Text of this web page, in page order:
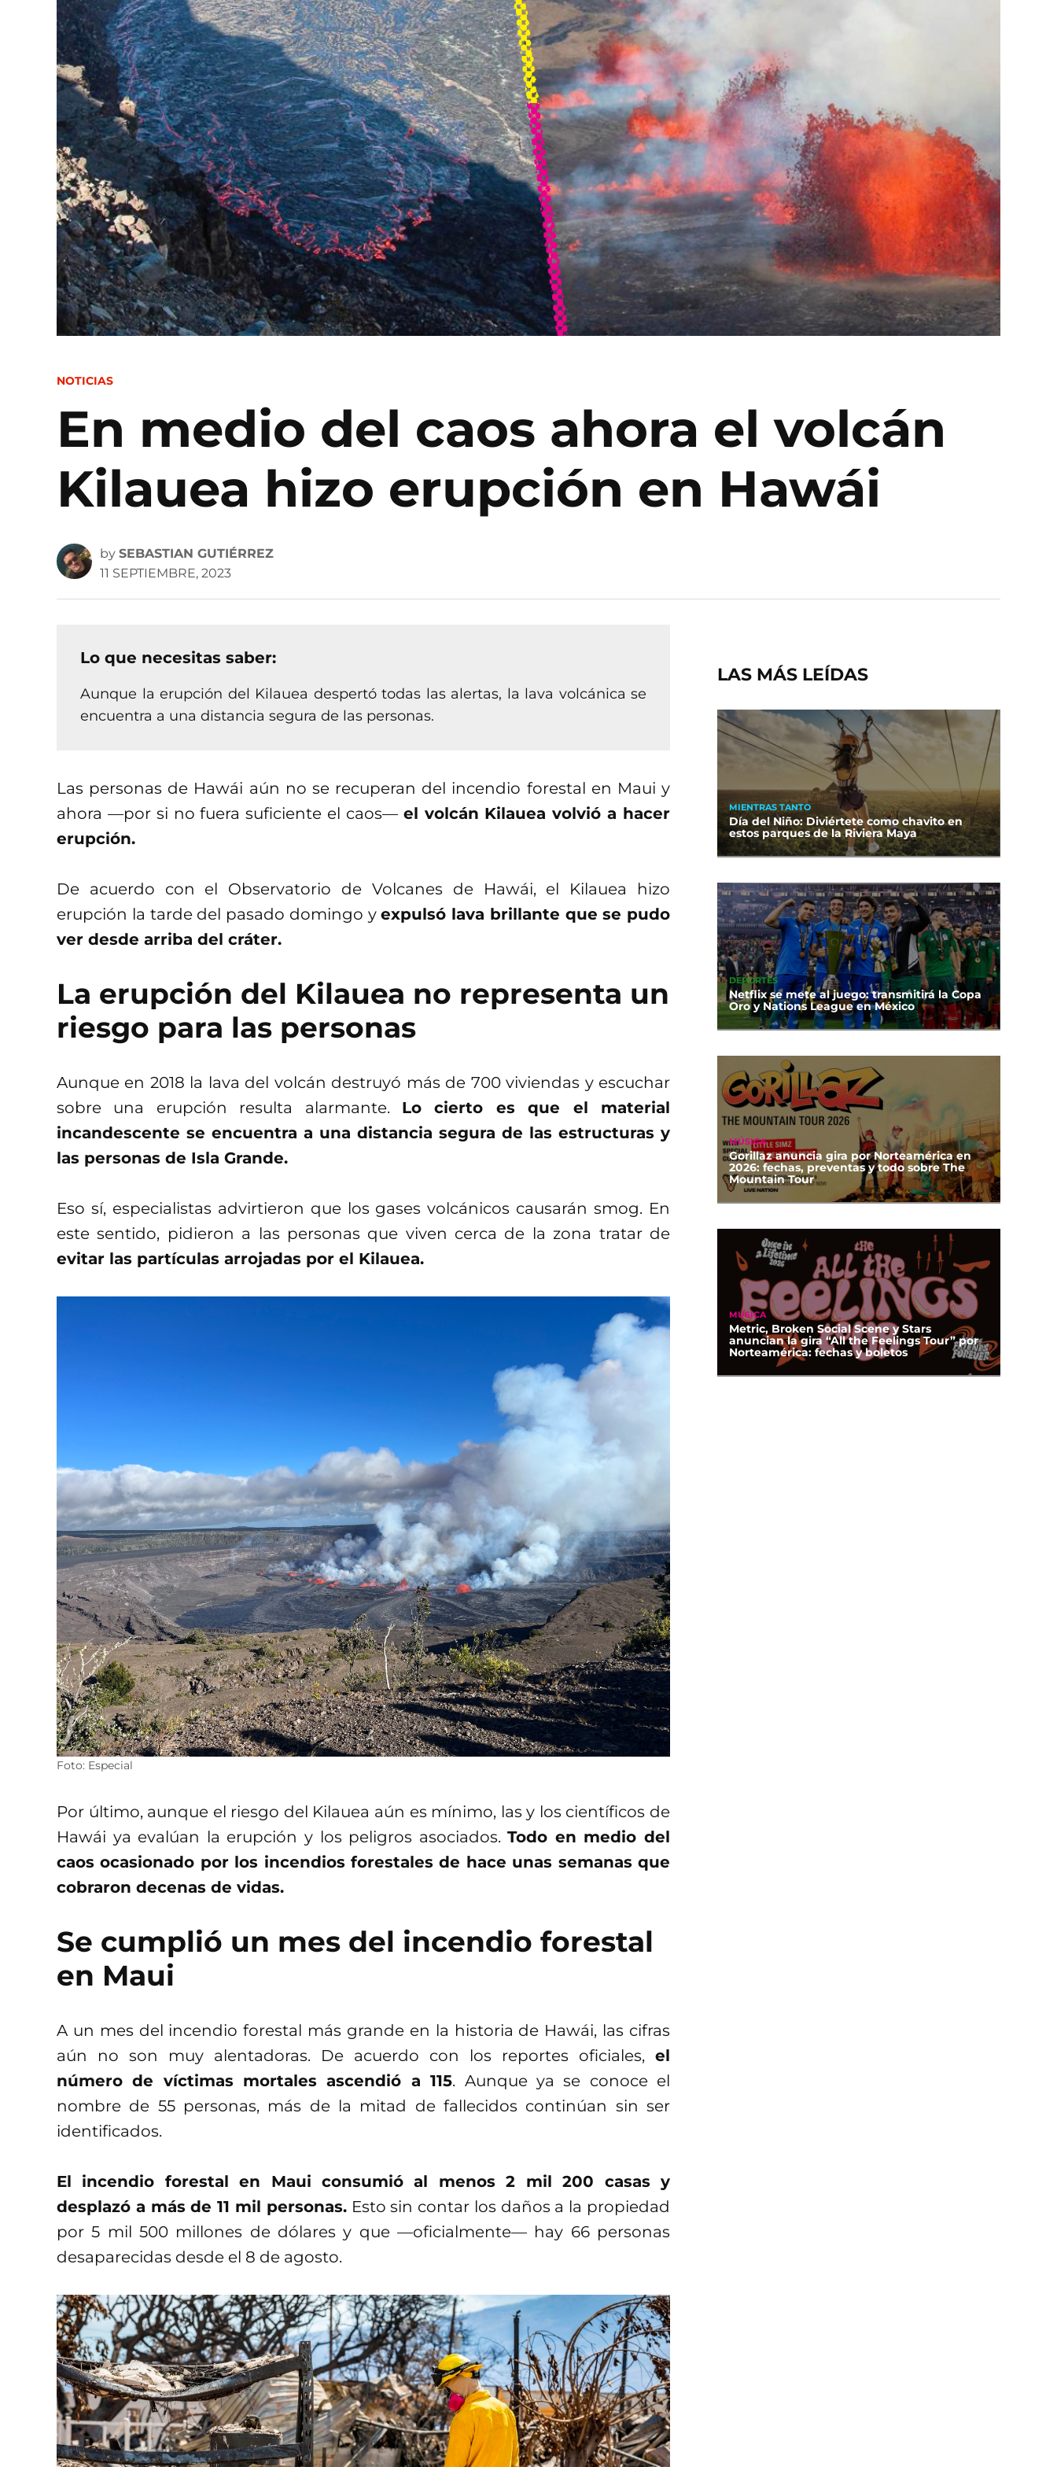
POSTED
NOTICIAS
En medio del caos ahora el volcán
Kilauea hizo erupción en Hawái
by SEBASTIAN GUTIÉRREZ
11 SEPTIEMBRE, 2023
Lo que necesitas saber:
Aunque la erupción del Kilauea despertó todas las alertas, la lava volcánica se
encuentra a una distancia segura de las personas.
Las personas de Hawái aún no se recuperan del incendio forestal en Maui y
ahora —por si no fuera suficiente el caos— el volcán Kilauea volvió a hacer
erupción.
De acuerdo con el Observatorio de Volcanes de Hawái, el Kilauea hizo
erupción la tarde del pasado domingo yexpulsó lava brillante que se pudo
ver desde arriba del cráter.
La erupción del Kilauea no representa un
riesgo para las personas
Aunque en 2018 la lava del volcán destruyó más de 700 viviendas y escuchar
sobre una erupción resulta alarmante. Lo cierto es que el material
incandescente se encuentra a una distancia segura de las estructuras y
las personas de Isla Grande.
Eso sí, especialistas advirtieron que los gases volcánicos causarán smog. En
este sentido, pidieron a las personas que viven cerca de la zona tratar de
evitar las partículas arrojadas por el Kilauea.
Foto: Especial
Por último, aunque el riesgo del Kilauea aún es mínimo, las y los científicos de
Hawái ya evalúan la erupción y los peligros asociados.Todo en medio del
caos ocasionado por los incendios forestales de hace unas semanas que
cobraron decenas de vidas.
Se cumplió un mes del incendio forestal
en Maui
A un mes del incendio forestal más grande en la historia de Hawái, las cifras
aún no son muy alentadoras. De acuerdo con los reportes oficiales, el
número de víctimas mortales ascendió a 115. Aunque ya se conoce el
nombre de 55 personas, más de la mitad de fallecidos continúan sin ser
identificados.
El incendio forestal en Maui consumió al menos 2 mil 200 casas y
desplazó a más de 11 mil personas.Esto sin contar los daños a la propiedad
por 5 mil 500 millones de dólares y que —oficialmente— hay 66 personas
desaparecidas desde el 8 de agosto.
LAS MÁS LEÍDAS
MIENTRAS TANTO
Día del Niño: Diviértete como chavito en
estos parques de la Riviera Maya
DEPORTES
Netflix se mete al juego: transmitirá la Copa
Oro y Nations League en México
MÚSICA
Gorillaz anuncia gira por Norteamérica en
2026: fechas, preventas y todo sobre The
Mountain Tour
MÚSICA
Metric, Broken Social Scene y Stars
anuncian la gira “All the Feelings Tour” por
Norteamérica: fechas y boletos